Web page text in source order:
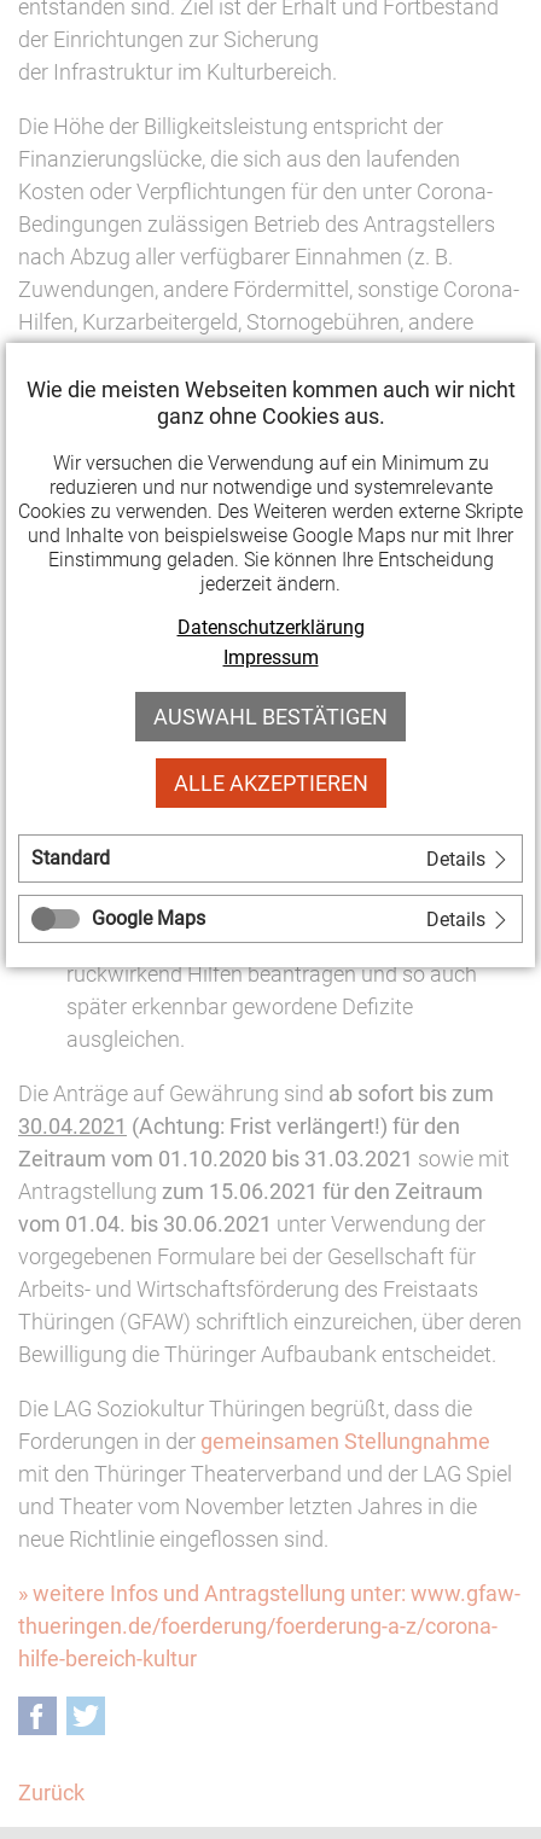
entstanden sind. Ziel ist der Erhalt und Fortbestand
der Einrichtungen zur Sicherung
der Infrastruktur im Kulturbereich.
Die Höhe der Billigkeitsleistung entspricht der
Finanzierungslücke, die sich aus den laufenden
Kosten oder Verpflichtungen für den unter Corona-
Bedingungen zulässigen Betrieb des Antragstellers
nach Abzug aller verfügbarer Einnahmen (z. B.
Zuwendungen, andere Fördermittel, sonstige Corona-
Hilfen, Kurzarbeitergeld, Stornogebühren, andere
Die bisherige Richtlinie wurde um zwei wesentliche
Zum einen werden neben gemeinnützigen
Trägern im Bereich der Soziokultur und freien
Theateralle Träger im Bereich der
Kulturfestivalsunabhängig von ihrer
Rechtsform, die ihren Sitz oder eine Einrichtung
in Thüringen haben, von der ab jetzt geltenden
Richtlinie erfasst. Kommunale und kommerzielle
Festivals bis zu 200.000 Euro Förderung
beantragen.
Zum anderen wird die Billigkeitsleistung
zunächst für denZeitraum vom 01.10.2020 bis
30.06.2021gewährt. Damit können
Antragsberechtigte, denen eine Beantragung für
die letzten drei Monate nicht möglich war,
rückwirkend Hilfen beantragen und so auch
später erkennbar gewordene Defizite
ausgleichen.
Die Anträge auf Gewährung sind ab sofort bis zum
30.04.2021 (Achtung: Frist verlängert!) für den
Zeitraum vom 01.10.2020 bis 31.03.2021 sowie mit
Antragstellung zum 15.06.2021 für den Zeitraum
vom 01.04. bis 30.06.2021 unter Verwendung der
vorgegebenen Formulare bei der Gesellschaft für
Arbeits- und Wirtschaftsförderung des Freistaats
Thüringen (GFAW) schriftlich einzureichen, über deren
Bewilligung die Thüringer Aufbaubank entscheidet.
Die LAG Soziokultur Thüringen begrüßt, dass die
Forderungen in der gemeinsamen Stellungnahme
mit den Thüringer Theaterverband und der LAG Spiel
und Theater vom November letzten Jahres in die
neue Richtlinie eingeflossen sind.
» weitere Infos und Antragstellung unter: www.gfaw-
thueringen.de/foerderung/foerderung-a-z/corona-
hilfe-bereich-kultur
Facebook
Zurück
Wie die meisten Webseiten kommen auch wir nicht
ganz ohne Cookies aus.
Wir versuchen die Verwendung auf ein Minimum zu
reduzieren und nur notwendige und systemrelevante
Cookies zu verwenden. Des Weiteren werden externe Skripte
und Inhalte von beispielsweise Google Maps nur mit Ihrer
Einstimmung geladen. Sie können Ihre Entscheidung
jederzeit ändern.
Datenschutzerklärung
Impressum
AUSWAHL BESTÄTIGEN
ALLE AKZEPTIEREN
Standard Details
Google Maps Details